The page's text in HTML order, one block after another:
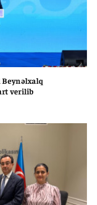
Beynəlxalq
verilib